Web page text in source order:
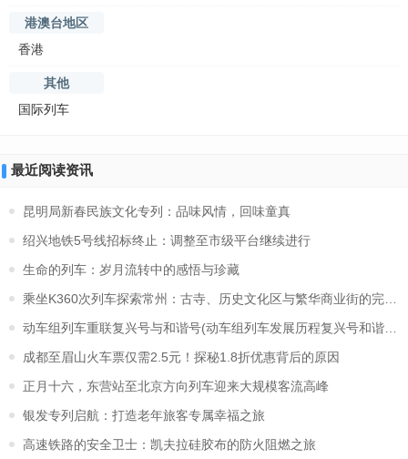
港澳台地区
香港
其他
国际列车
最近阅读资讯
昆明局新春民族文化专列：品味风情，回味童真
绍兴地铁5号线招标终止：调整至市级平台继续进行
生命的列车：岁月流转中的感悟与珍藏
乘坐K360次列车探索常州：古寺、历史文化区与繁华商业街的完美
动车组列车重联复兴号与和谐号(动车组列车发展历程复兴号和谐号)
成都至眉山火车票仅需2.5元！探秘1.8折优惠背后的原因
正月十六，东营站至北京方向列车迎来大规模客流高峰
银发专列启航：打造老年旅客专属幸福之旅
高速铁路的安全卫士：凯夫拉硅胶布的防火阻燃之旅